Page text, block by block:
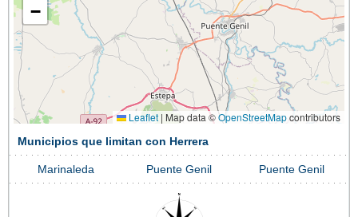
−
Leaflet | Map data ©OpenStreetMapcontributors
Municipios que limitan con Herrera
Marinaleda Puente Genil Puente Genil